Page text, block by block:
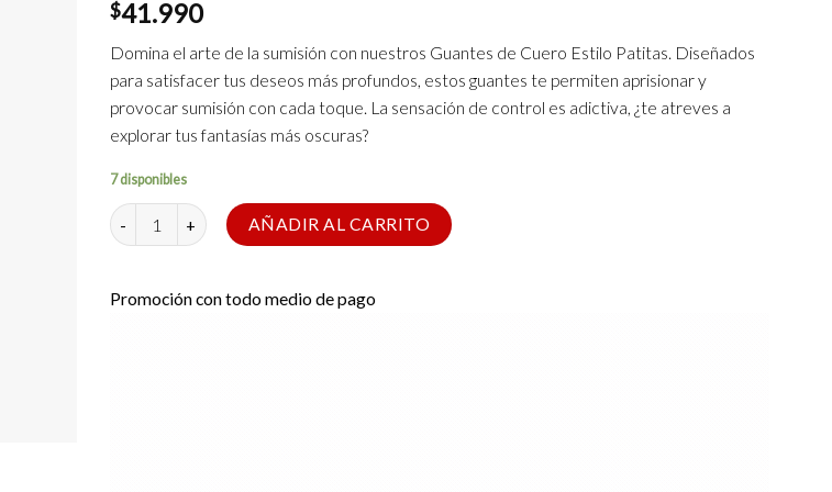
$41.990
Domina el arte de la sumisión con nuestros Guantes de Cuero Estilo Patitas. Diseñados
para satisfacer tus deseos más profundos, estos guantes te permiten aprisionar y
provocar sumisión con cada toque. La sensación de control es adictiva, ¿te atreves a
explorar tus fantasías más oscuras?
7 disponibles
Botitas de Perro cantidad
AÑADIR AL CARRITO
Promoción con todo medio de pago